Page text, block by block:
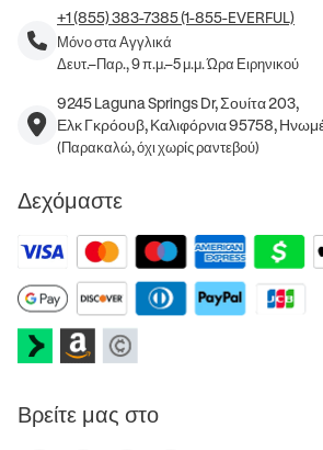
+1 (855) 383-7385 (1-855-EVERFUL)
Μόνο στα Αγγλικά
Δευτ.–Παρ., 9 π.μ.–5 μ.μ. Ώρα Ειρηνικού
9245 Laguna Springs Dr, Σουίτα 203,
Ελκ Γκρόουβ, Καλιφόρνια 95758,
(Παρακαλώ, όχι χωρίς ραντεβού)
Δεχόμαστε
Βρείτε μας στο